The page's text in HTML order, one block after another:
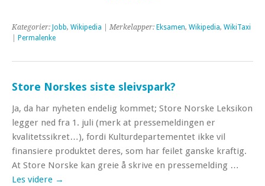
Kategorier: Jobb, Wikipedia | Merkelapper: Eksamen, Wikipedia, WikiTaxi
Permalenke
Store Norskes siste sleivspark?
Ja, da har nyheten endelig kommet; Store Norske Leksikon
legger ned fra 1. juli (merk at pressemeldingen er
kvalitetssikret…), fordi Kulturdepartementet ikke vil
finansiere produktet deres, som har feilet ganske kraftig.
At Store Norske kan greie å skrive en pressemelding …
Les videre →